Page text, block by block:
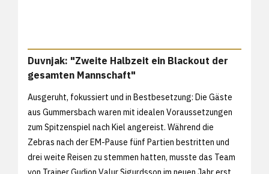
Duvnjak: "Zweite Halbzeit ein Blackout der
gesamten Mannschaft"
Ausgeruht, fokussiert und in Bestbesetzung: Die Gäste
aus Gummersbach waren mit idealen Voraussetzungen
zum Spitzenspiel nach Kiel angereist. Während die
Zebras nach der EM-Pause fünf Partien bestritten und
drei weite Reisen zu stemmen hatten, musste das Team